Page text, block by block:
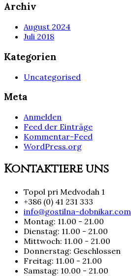
Archiv
August 2024
Juli 2018
Kategorien
Uncategorised
Meta
Anmelden
Feed der Einträge
Kommentar-Feed
WordPress.org
Kontaktiere uns
Topol pri Medvodah 1
+386 (0) 41 231 333
info@gostilna-dobnikar.com
Montag: 11.00 - 21.00
Dienstag: 11.00 - 21.00
Mittwoch: 11.00 - 21.00
Donnerstag: Geschlossen
Freitag: 11.00 - 21.00
Samstag: 10.00 - 21.00